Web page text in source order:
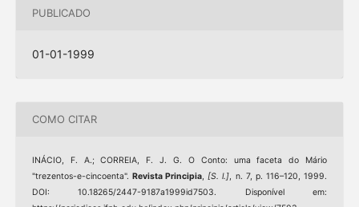
PUBLICADO
01-01-1999
COMO CITAR
INÁCIO, F. A.; CORREIA, F. J. G. O Conto: uma faceta do Mário
"trezentos-e-cincoenta".Revista Principia,[S. l.], n. 7, p. 116–120, 1999.
DOI: 10.18265/2447-9187a1999id7503. Disponível em: